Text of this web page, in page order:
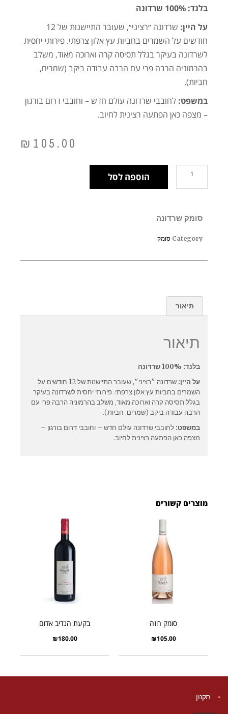
בלנד: 100% שרדונה
על היין:
שרדונה ״רציני״, שעובר התיישנות של 12
חודשים על השמרים בחביות עץ אלון צרפתי. פירותי יחסית
לשרדונה בעיקר בגלל תסיסה קרה וארוכה מאוד, משלב
בהרמוניה הרבה פרי עם הרבה עבודה ביקב (שמרים,
חביות).
במשפט: לחובבי שרדונה עולם חדש – וחובבי דרום בורגון
– מצפה כאן הפתעה רצינית לחיוב.
₪ 105.00
הוספה לסל
מוצרים קשורים
סומק רוזה
₪105.00
בקעת הנדיב אדום
₪180.00
סומק שרדונה
Category סומק
תיאור
תיאור
בלנד: 100% שרדונה
על היין:
שרדונה ״רציני״, שעובר התיישנות של 12 חודשים על
השמרים בחביות עץ אלון צרפתי. פירותי יחסית לשרדונה בעיקר
בגלל תסיסה קרה וארוכה מאוד, משלב בהרמוניה הרבה פרי עם
הרבה עבודה ביקב (שמרים, חביות).
במשפט: לחובבי שרדונה עולם חדש – וחובבי דרום בורגון –
מצפה כאן הפתעה רצינית לחיוב.
תקנון